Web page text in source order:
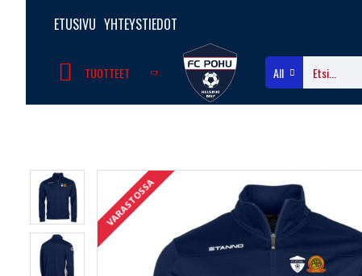
ETUSIVU YHTEYSTIEDOT
TUOTTEET All
VARASTOSSA